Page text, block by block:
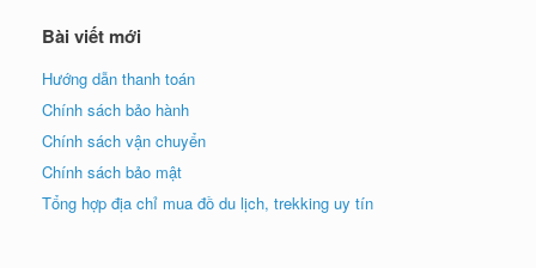
Bài viết mới
Hướng dẫn thanh toán
Chính sách bảo hành
Chính sách vận chuyển
Chính sách bảo mật
Tổng hợp địa chỉ mua đồ du lịch, trekking uy tín